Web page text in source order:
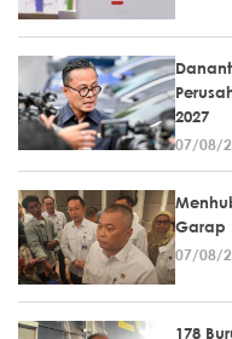
2027
07/08/
Garap
07/08/
178